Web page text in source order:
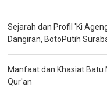
Sejarah dan Profil 'Ki
Dangiran, BotoPutih
Manfaat dan Khasiat Batu
Qur'an